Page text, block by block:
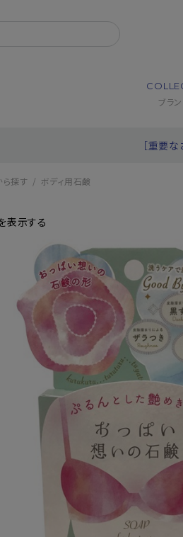
ブラ
［重要
ら探す ボディ用石鹸
表示する